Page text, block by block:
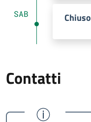
SAB Chiuso
Contatti